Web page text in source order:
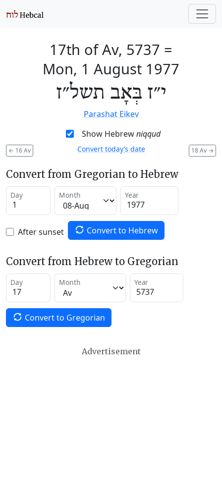
17th of Av, 5737 =
Mon, 1 August 1977
י״ז בְּאָב תשל״ז
Parashat Eikev
Show Hebrewniqqud
← 16 Av 18 Av →
Convert today’s date
Convert from Gregorian to Hebrew
Day Month Year
After sunset Convert to Hebrew
Convert from Hebrew to Gregorian
Day Month Year
Convert to Gregorian
Advertisement